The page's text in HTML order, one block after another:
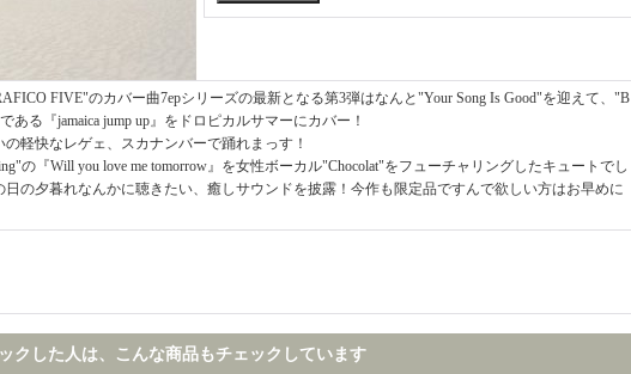
FIVE"のカバー曲7epシリーズの最新となる第3弾はなんと"Your Song Is Good"を迎えて、"B
ある『jamaica jump up』をドロピカルサマーにカバー！
軽快なレゲェ、スカナンバーで踊れまっす！
の『Will you love me tomorrow』を女性ボーカル"Chocolat"をフューチャリングしたキュートでし
日の夕暮れなんかに聴きたい、癒しサウンドを披露！今作も限定品ですんで欲しい方はお早めに
クした人は、こんな商品もチェックしています